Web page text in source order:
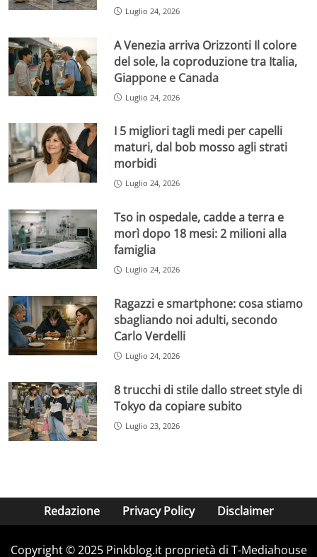
Luglio 24, 2026
A Venezia arriva Orizzonti Il colore
del sole, la coproduzione tra Italia,
Giappone e Canada
Luglio 24, 2026
I 5 migliori tagli medi per capelli
maturi, dal bob mosso agli strati
morbidi
Luglio 24, 2026
Tso in ospedale, cadde a terra e
morì dopo 18 mesi: 2 milioni alla
famiglia
Luglio 24, 2026
Ragazzi e smartphone: cosa stiamo
sbagliando noi adulti, secondo
Carlo Verdelli
Luglio 24, 2026
8 trucchi di stile dallo street style di
Tokyo da copiare subito
Luglio 23, 2026
Redazione Privacy Policy Disclaimer
Copyright © 2025 Pinkblog.it proprietà di T-Mediahouse